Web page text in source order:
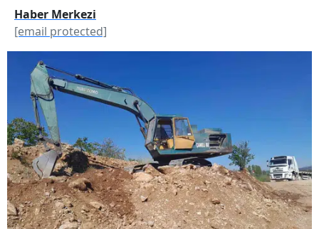
Haber Merkezi
[email protected]